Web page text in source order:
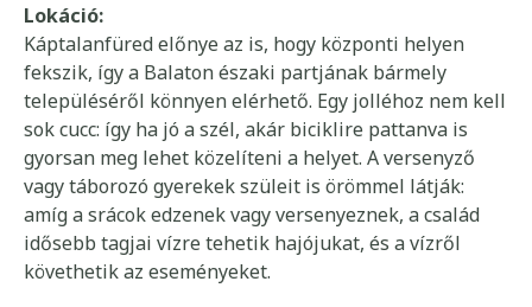
Lokáció:
Káptalanfüred előnye az is, hogy központi helyen
fekszik, így a Balaton északi partjának bármely
településéről könnyen elérhető. Egy jolléhoz nem kell
sok cucc: így ha jó a szél, akár biciklire pattanva is
gyorsan meg lehet közelíteni a helyet. A versenyző
vagy táborozó gyerekek szüleit is örömmel látják:
amíg a srácok edzenek vagy versenyeznek, a család
idősebb tagjai vízre tehetik hajójukat, és a vízről
követhetik az eseményeket.